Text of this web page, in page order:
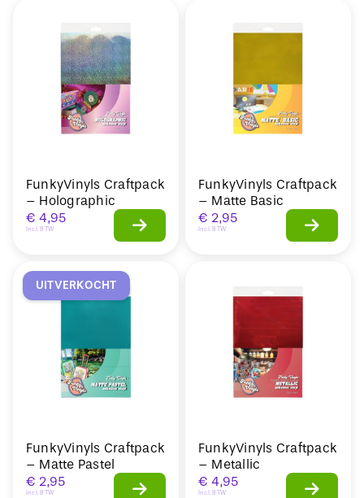
FunkyVinyls Craftpack
– Holographic
€ 4,95
Incl. BTW
FunkyVinyls Craftpack
– Matte Basic
€ 2,95
Incl. BTW
UITVERKOCHT
FunkyVinyls Craftpack
– Matte Pastel
€ 2,95
Incl. BTW
FunkyVinyls Craftpack
– Metallic
€ 4,95
Incl. BTW